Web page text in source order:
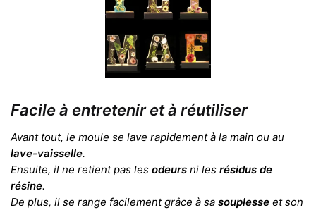
Facile à entretenir et à réutiliser
Avant tout, le moule se lave rapidement à la main ou au
lave-vaisselle.
Ensuite, il ne retient pas les odeurs ni les résidus de
résine.
De plus, il se range facilement grâce à sa souplesse et son